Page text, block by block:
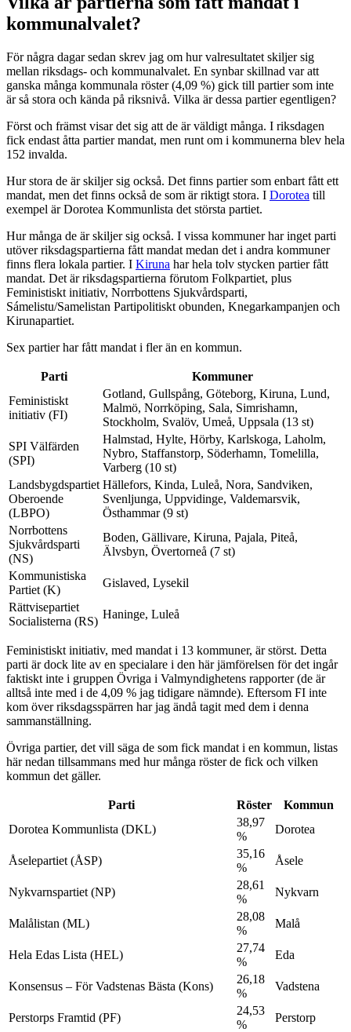
kommunalvalet?
För några dagar sedan skrev jag om hur valresultatet skiljer sig
mellan riksdags- och kommunalvalet. En synbar skillnad var att
ganska många kommunala röster (4,09 %) gick till partier som inte
är så stora och kända på riksnivå. Vilka är dessa partier egentligen?
Först och främst visar det sig att de är väldigt många. I riksdagen
fick endast åtta partier mandat, men runt om i kommunerna blev hela
152 invalda.
Hur stora de är skiljer sig också. Det finns partier som enbart fått ett
mandat, men det finns också de som är riktigt stora. I Dorotea till
exempel är Dorotea Kommunlista det största partiet.
Hur många de är skiljer sig också. I vissa kommuner har inget parti
utöver riksdagspartierna fått mandat medan det i andra kommuner
finns flera lokala partier. I Kiruna har hela tolv stycken partier fått
mandat. Det är riksdagspartierna förutom Folkpartiet, plus
Feministiskt initiativ, Norrbottens Sjukvårdsparti,
Sámelistu/Samelistan Partipolitiskt obunden, Knegarkampanjen och
Kirunapartiet.
Sex partier har fått mandat i fler än en kommun.
Parti
Kommuner
Feministiskt
initiativ (FI)
Gotland, Gullspång, Göteborg, Kiruna, Lund,
Malmö, Norrköping, Sala, Simrishamn,
Stockholm, Svalöv, Umeå, Uppsala (13 st)
SPI Välfärden
(SPI)
Halmstad, Hylte, Hörby, Karlskoga, Laholm,
Nybro, Staffanstorp, Söderhamn, Tomelilla,
Varberg (10 st)
Landsbygdspartiet
Oberoende
(LBPO)
Hällefors, Kinda, Luleå, Nora, Sandviken,
Svenljunga, Uppvidinge, Valdemarsvik,
Östhammar (9 st)
Norrbottens
Sjukvårdsparti
(NS)
Boden, Gällivare, Kiruna, Pajala, Piteå,
Älvsbyn, Övertorneå (7 st)
Kommunistiska
Partiet (K)
Gislaved, Lysekil
Rättvisepartiet
Socialisterna (RS)
Haninge, Luleå
Feministiskt initiativ, med mandat i 13 kommuner, är störst. Detta
parti är dock lite av en specialare i den här jämförelsen för det ingår
faktiskt inte i gruppen Övriga i Valmyndighetens rapporter (de är
alltså inte med i de 4,09 % jag tidigare nämnde). Eftersom FI inte
kom över riksdagsspärren har jag ändå tagit med dem i denna
sammanställning.
Övriga partier, det vill säga de som fick mandat i en kommun, listas
här nedan tillsammans med hur många röster de fick och vilken
kommun det gäller.
Parti Röster
Kommun
Dorotea Kommunlista (DKL)
38,97
%
Dorotea
Åselepartiet (ÅSP)
35,16
%
Åsele
Nykvarnspartiet (NP)
28,61
%
Nykvarn
Malålistan (ML)
28,08
%
Malå
Hela Edas Lista (HEL)
27,74
%
Eda
Konsensus – För Vadstenas Bästa (Kons)
26,18
%
Vadstena
Perstorps Framtid (PF)
24,53
%
Perstorp